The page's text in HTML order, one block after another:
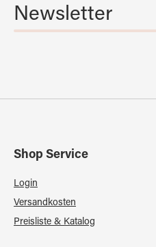
Newsletter
Shop Service
Login
Versandkosten
Preisliste & Katalog